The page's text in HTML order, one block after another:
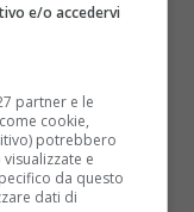
illegittime, ma
Parlamento ci
stiamo
altro che
per quanto
ancora
nella
e/o accedervi
partner e le
cookie,
potrebbero
e
da questo
dati di